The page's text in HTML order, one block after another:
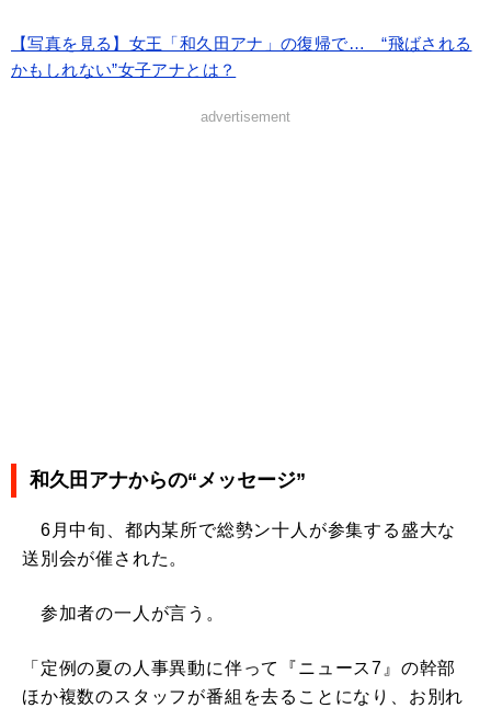
【写真を見る】女王「和久田アナ」の復帰で… “飛ばされる
かもしれない”女子アナとは？
advertisement
和久田アナからの“メッセージ”
6月中旬、都内某所で総勢ン十人が参集する盛大な
送別会が催された。
参加者の一人が言う。
「定例の夏の人事異動に伴って『ニュース7』の幹部
ほか複数のスタッフが番組を去ることになり、お別れ